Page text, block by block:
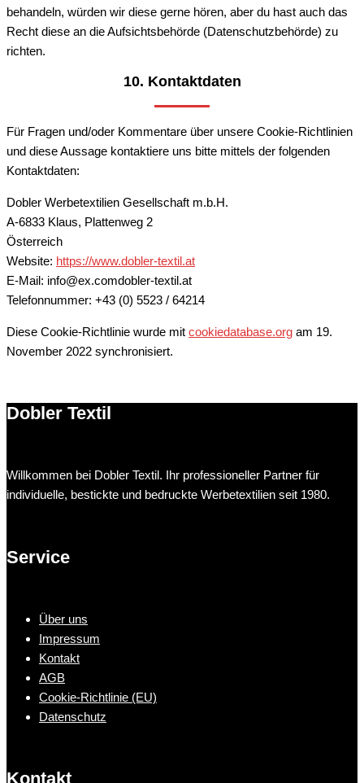
behandeln, würden wir diese gerne hören, aber du hast auch das
Recht diese an die Aufsichtsbehörde (Datenschutzbehörde) zu
richten.
10. Kontaktdaten
Für Fragen und/oder Kommentare über unsere Cookie-Richtlinien
und diese Aussage kontaktiere uns bitte mittels der folgenden
Kontaktdaten:
Dobler Werbetextilien Gesellschaft m.b.H.
A-6833 Klaus, Plattenweg 2
Österreich
Website: https://www.dobler-textil.at
E-Mail: info@ex.comdobler-textil.at
Telefonnummer: +43 (0) 5523 / 64214
Diese Cookie-Richtlinie wurde mit cookiedatabase.org am 19.
November 2022 synchronisiert.
Dobler Textil
Willkommen bei Dobler Textil. Ihr professioneller Partner für
individuelle, bestickte und bedruckte Werbetextilien seit 1980.
Service
Über uns
Impressum
Kontakt
AGB
Cookie-Richtlinie (EU)
Datenschutz
Kontakt